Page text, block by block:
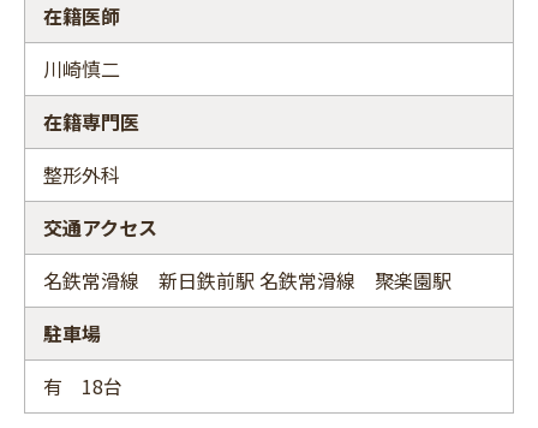
在籍医師
川崎慎二
在籍専門医
整形外科
交通アクセス
名鉄常滑線 新日鉄前駅 名鉄常滑線 聚楽園駅
駐車場
有 18台